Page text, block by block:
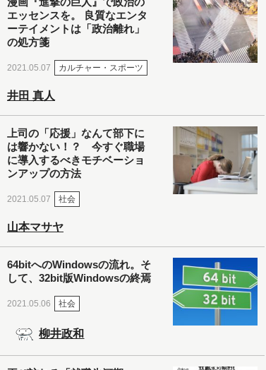
エッセンスを。 良質なエンタ
ーテイメントは「政治離れ」
の処方箋
2021.05.07 カルチャー・スポーツ
井田 真人
上司の「応援」なんて部下に
は響かない！？ 今すぐ職場
に導入するべきモチベーショ
ンアップの方法
2021.05.07 社会
山本マサヤ
64bitへのWindowsの流れ。そ
して、32bit版Windowsの終焉
2021.05.06 社会
柳井政和